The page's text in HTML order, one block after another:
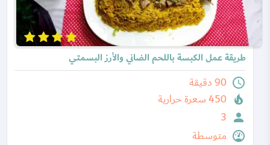
طريقة عمل الكبسة باللحم الضاني والأرز البسمتي
90 دقيقة
450 سعرة حرارية
3
متوسطة